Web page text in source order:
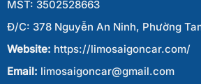
MST: 3502528663
Đ/C: 378 Nguyễn An Ninh, Phường
Website: https://limosaigoncar.com/
Email: limosaigoncar@gmail.com